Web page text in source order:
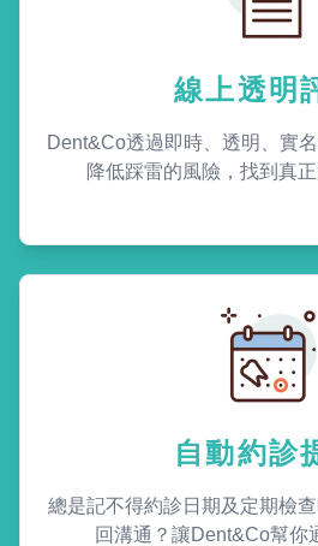
線上透明
Dent&Co透過即時、透明、實
降低踩雷的風險，找到真正
自動約診
總是記不得約診日期及定期檢
回溝通？讓Dent&Co幫你